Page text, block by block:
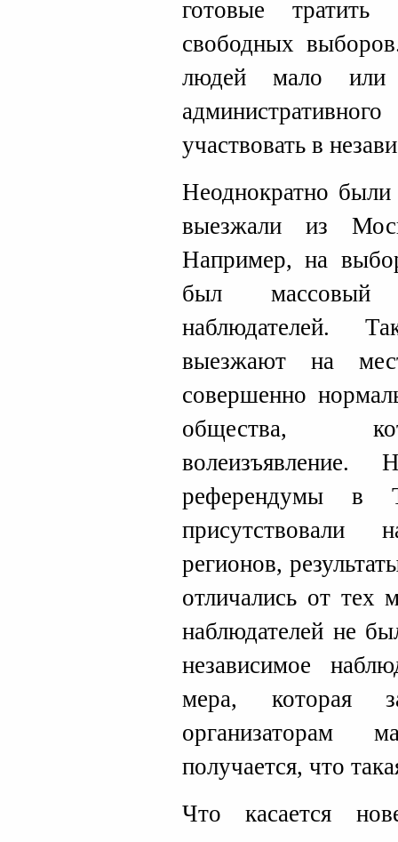
готовые
свободных
людей мало
участвовать в
Неоднократно были
выезжали из
Например, на
был массовый
наблюдателей.
выезжают на
совершенно
общества,
референдумы в
присутствовали
регионов,
отличались от тех
наблюдателей не
независимое
мера, которая
организаторам
получается, что
Что касается